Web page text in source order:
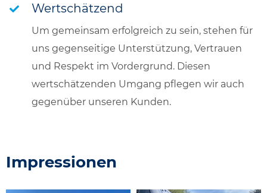
Wertschätzend
Um gemeinsam erfolgreich zu sein, stehen für
uns gegenseitige Unterstützung, Vertrauen
und Respekt im Vordergrund. Diesen
wertschätzenden Umgang pflegen wir auch
gegenüber unseren Kunden.
Impressionen